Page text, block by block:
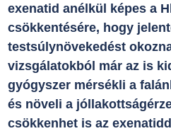
exenatid anélkül képes a
csökkentésére, hogy
testsúlynövekedést
vizsgálatokból már az is
gyógyszer mérsékli a
és növeli a
csökkenhet is az